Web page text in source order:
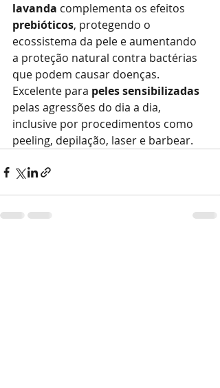
lavanda complementa os efeitos
prebióticos, protegendo o
ecossistema da pele e aumentando
a proteção natural contra bactérias
que podem causar doenças.
Excelente para peles sensibilizadas
pelas agressões do dia a dia,
inclusive por procedimentos como
peeling, depilação, laser e barbear.